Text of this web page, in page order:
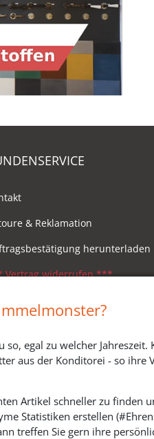
& Reklamation
herunterladen
Vertrag widerrufen ***
Lieferzeiten &
MEDIEN
so, egal zu welcher
aus der Konditorei - so ihre
Artikel schneller zu finden
Statistiken erstellen
treffen Sie gern ihre